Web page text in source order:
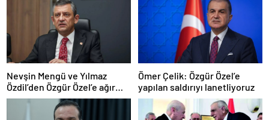
Nevşin Mengü ve Yılmaz
Özdil’den Özgür Özel’e ağır
eleştiriler
Ömer Çelik: Özgür Özel’e
yapılan saldırıyı lanetliyoruz